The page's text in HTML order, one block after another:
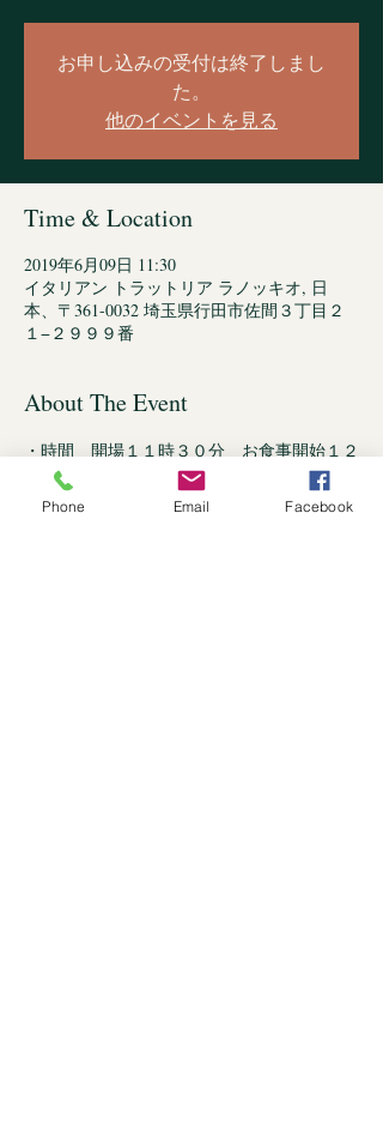
お申し込みの受付は終了しまし
た。
他のイベントを見る
Time & Location
2019年6月09日 11:30
イタリアン トラットリア ラノッキオ, 日
本、〒361-0032 埼玉県行田市佐間３丁目２
１−２９９９番
About The Event
・時間　開場１１時３０分　お食事開始１２
時　開演１３時
・料金　４５００円(料理・ソフトドリンク
Phone Email Facebook